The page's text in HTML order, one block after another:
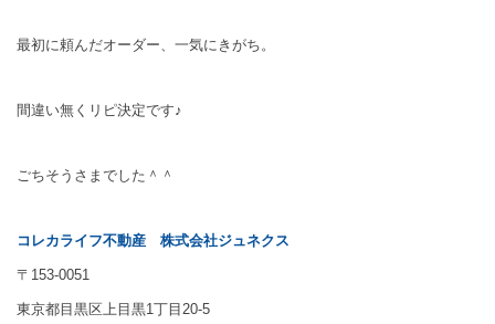
最初に頼んだオーダー、一気にきがち。
間違い無くリピ決定です♪
ごちそうさまでした＾＾
コレカライフ不動産 株式会社ジュネクス
〒153-0051
東京都目黒区上目黒1丁目20-5